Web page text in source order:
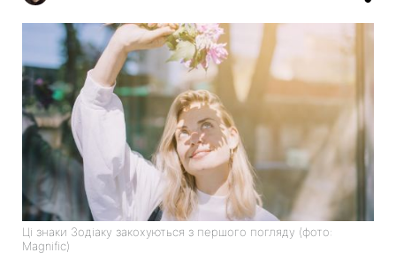
Ці знаки Зодіаку закохуються з першого погляду (фото:
Magnific)